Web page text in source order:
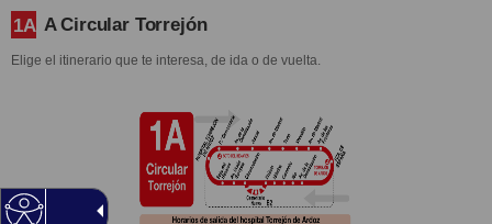
1A A Circular Torrejón
Elige el itinerario que te interesa, de ida o de vuelta.